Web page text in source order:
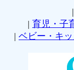
|
| 育児・子
| ベビー・キ